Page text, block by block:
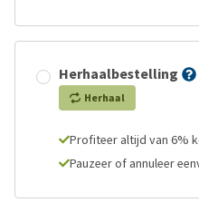
Herhaalbestelling
Herhaal
Profiteer altijd van 6%
Pauzeer of annuleer